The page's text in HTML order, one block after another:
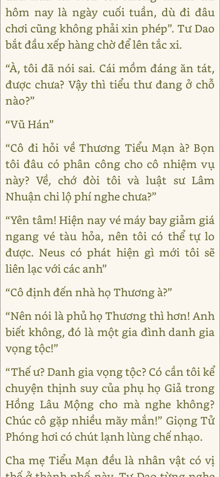
hôm nay là ngày cuối tuần, dù đi đâu
chơi cũng không phải xin phép”. Tư Dao
bắt đầu xếp hàng chờ để lên tắc xi.
“À, tôi đã nói sai. Cái mồm đáng ăn tát,
được chưa? Vậy thì tiểu thư đang ở chỗ
nào?”
“Vũ Hán”
“Cô đi hỏi về Thương Tiểu Mạn à? Bọn
tôi đâu có phân công cho cô nhiệm vụ
này? Về, chớ đòi tôi và luật sư Lâm
Nhuận chi lộ phí nghe chưa?”
“Yên tâm! Hiện nay vé máy bay giảm giá
ngang vé tàu hỏa, nên tôi có thể tự lo
được. Neus có phát hiện gì mới tôi sẽ
liên lạc với các anh”
“Cô định đến nhà họ Thương à?”
“Nên nói là phủ họ Thương thì hơn! Anh
biết không, đó là một gia đình danh gia
vọng tộc!”
“Thế ư? Danh gia vọng tộc? Có cần tôi kể
chuyện thịnh suy của phụ họ Giả trong
Hồng Lâu Mộng cho mà nghe không?
Chúc cô gặp nhiều măy mắn!” Giọng Tử
Phóng hơi có chút lạnh lùng chế nhạo.
Cha mẹ Tiểu Mạn đều là nhân vật có vị